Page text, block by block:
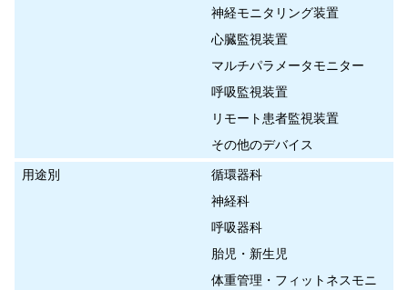
神経モニタリング装置
心臓監視装置
マルチパラメータモニター
呼吸監視装置
リモート患者監視装置
その他のデバイス
用途別
循環器科
神経科
呼吸器科
胎児・新生児
体重管理・フィットネスモニ